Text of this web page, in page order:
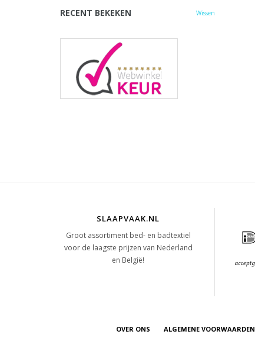
RECENT BEKEKEN Wissen
SLAAPVAAK.NL
Groot assortiment bed- en badtextiel
voor de laagste prijzen van Nederland
en België!
OVER ONS ALGEMENE VOORWAARDEN